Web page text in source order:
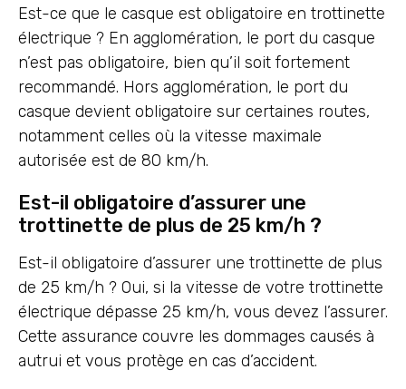
Est-ce que le casque est obligatoire en trottinette
électrique ? En agglomération, le port du casque
n’est pas obligatoire, bien qu’il soit fortement
recommandé. Hors agglomération, le port du
casque devient obligatoire sur certaines routes,
notamment celles où la vitesse maximale
autorisée est de 80 km/h.
Est-il obligatoire d’assurer une
trottinette de plus de 25 km/h ?
Est-il obligatoire d’assurer une trottinette de plus
de 25 km/h ? Oui, si la vitesse de votre trottinette
électrique dépasse 25 km/h, vous devez l’assurer.
Cette assurance couvre les dommages causés à
autrui et vous protège en cas d’accident.